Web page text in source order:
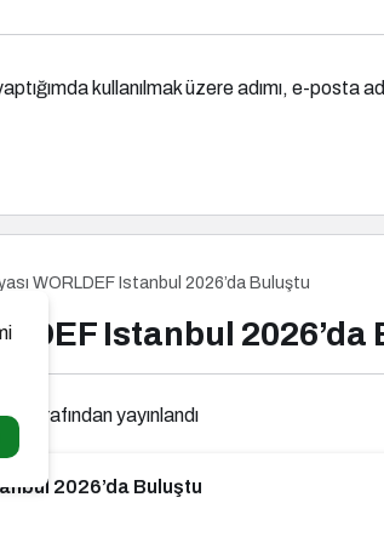
kullanılmak üzere adımı, e-posta
WORLDEF Istanbul 2026’da Buluştu
Istanbul
tarafından yayınlandı
2026’da Buluştu